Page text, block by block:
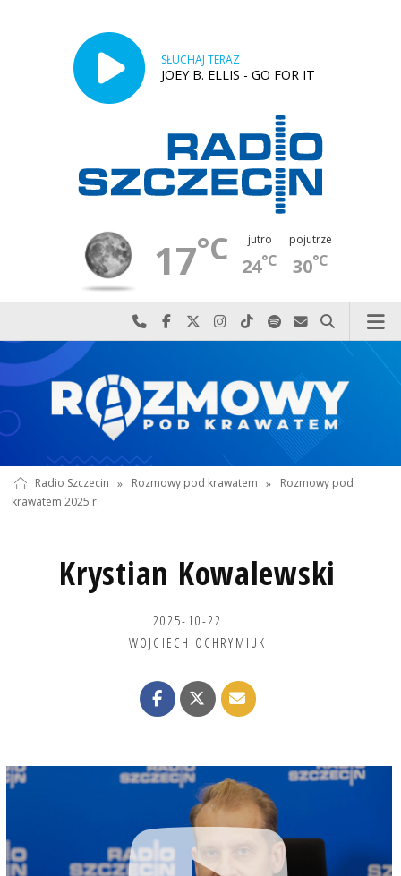
SŁUCHAJ TERAZ
JOEY B. ELLIS - GO FOR IT
17°C jutro
24°C
pojutrze
30°C
Najlepiej po prostu do nas zadzwoń
Odwiedź nas na Facebook-u
Odwiedź nas na X
Odwiedź nas na Instagram-ie
Odwiedź nas na TikTok-u
Szukaj nas na Spotify
Wyślij do nas
Szukaj
Radio Szczecin » Rozmowy pod krawatem »
Rozmowy pod
krawatem 2025 r.
Krystian Kowalewski
2025-10-22
WOJCIECH OCHRYMIUK